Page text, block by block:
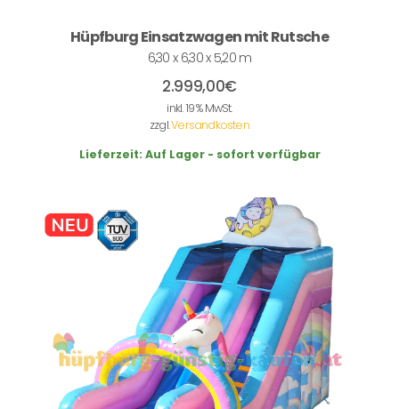
Hüpfburg Einsatzwagen mit Rutsche
6,30 x 6,30 x 5,20 m
2.999,00€
inkl. 19 % MwSt.
zzgl.Versandkosten
Lieferzeit: Auf Lager - sofort verfügbar